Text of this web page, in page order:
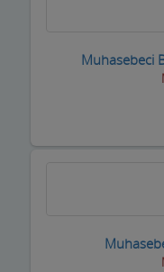
Muhasebeci